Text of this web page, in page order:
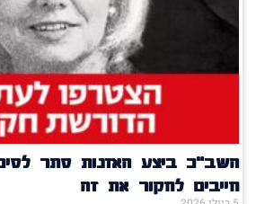
השב"כ ביצע האזנות סתר
חייבים לחקור את זה